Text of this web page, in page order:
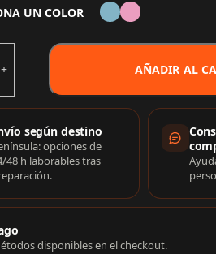
UN COLOR
AÑADIR AL
de compra
según destino
opciones de
48 h laborables tras
disponibles en el checkout.